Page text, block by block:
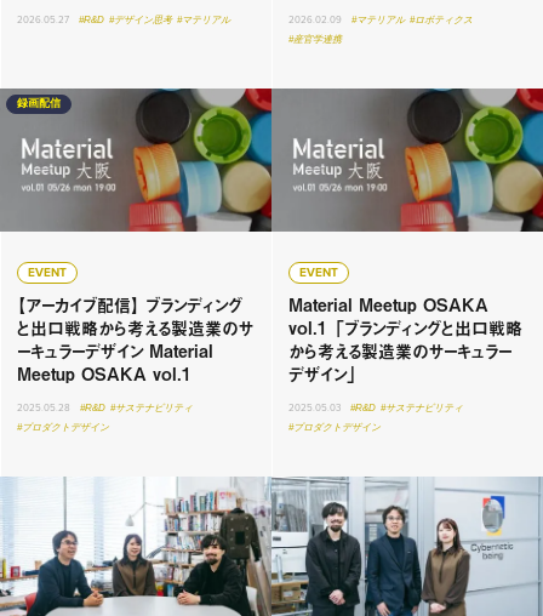
2026.05.27 #R&D #デザイン思考 #マテリアル 2026.02.09 #マテリアル #ロボティクス
#産官学連携
録画配信
EVENT
【アーカイブ配信】 ブランディング
と出口戦略から考える製造業のサ
ーキュラーデザイン Material
Meetup OSAKA vol.1
2025.05.28 #R&D #サステナビリティ
#プロダクトデザイン
EVENT
Material Meetup OSAKA
vol.1 「ブランディングと出口戦略
から考える製造業のサーキュラー
デザイン」
2025.05.03 #R&D #サステナビリティ
#プロダクトデザイン